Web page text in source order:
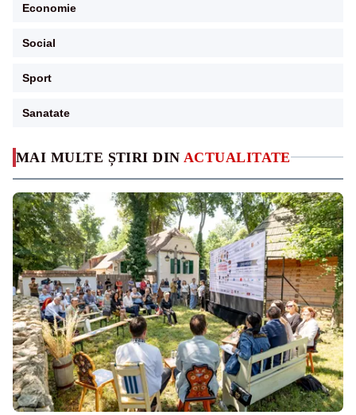
MAI MULTE ȘTIRI DIN ACTUALITATE
Economie
Social
Sport
Sanatate